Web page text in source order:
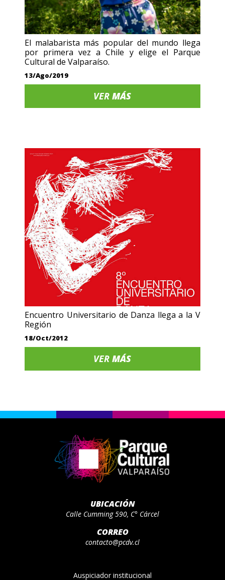
El malabarista más popular del mundo llega
por primera vez a Chile y elige el Parque
Cultural de Valparaíso.
13/Ago/2019
VERMÁS
Encuentro Universitario de Danza llega a la V
Región
18/Oct/2012
VERMÁS
UBICACIÓN
Calle Cumming 590, C° Cárcel
CORREO
contacto@pcdv.cl
Auspiciador institucional